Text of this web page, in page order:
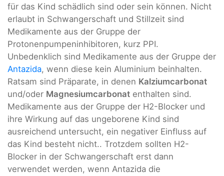
für das Kind schädlich sind oder sein können. Nicht
erlaubt in Schwangerschaft und Stillzeit sind
Medikamente aus der Gruppe der
Protonenpumpeninhibitoren, kurz PPI.
Unbedenklich sind Medikamente aus der Gruppe der
Antazida, wenn diese kein Aluminium beinhalten.
Ratsam sind Präparate, in denen Kalziumcarbonat
und/oder Magnesiumcarbonat enthalten sind.
Medikamente aus der Gruppe der H2-Blocker und
ihre Wirkung auf das ungeborene Kind sind
ausreichend untersucht, ein negativer Einfluss auf
das Kind besteht nicht.. Trotzdem sollten H2-
Blocker in der Schwangerschaft erst dann
verwendet werden, wenn Antazida die